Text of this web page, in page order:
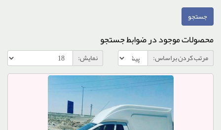
محصولات موجود در ضوابط جستجو
مرتب کردن براساس: نمایش: